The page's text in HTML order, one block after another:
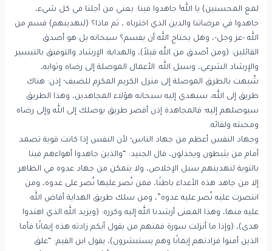
لمع المحسنين) يا الله! جاهدوا فينا: يعني من أجلنا في كل شيء،
جاهدوا في مرضاتنا والدين الذي اخترناه ، ثم ماذا؟ (لنهدينهم) قسم من
الله -عز وجل-، وهل يحتاج الله أن يقسم؟ سبحانه بل هو أصدق
القائلين: (ومن أصدق من الله قيلاً)، والهداية: الإرشاد والتوفيق بالتيسير
والإرشاد الشرعي، وسبل الله: الأعمال الموصلة إلى رضاه وثوابه،
شُبهت بالطرق الموصلة إلى منزل الكريم المكرِم للضيف؛ إذن: هناك
طريق إلى الله، سيهدي إليه سبحانه هؤلاء المجاهدين، وهذا الطريق
سيوصلهم إليه؛ فالمجاهدة إذن أقصر طريق يوصلك إلى الله وإلى رضاه
ومحبته ولقائه.
وجهاد النفس أعظم من جهاد الناس؛ لأن النفس إذا كانت قوية تصمد
أمام من يثبطون ويخذلون، قال الجنيد: “والذين جاهدوا أهواءهم فينا
بالتوبة لنهدينهم سبل الإخلاص، ولا يتمكن من جهاد عدوه في الظاهر
إلا من جاهد هذه الأعداء باطنًا، فمن نُصر عليها نُصر على عدوه، ومن
انتصرت عليه نُصر عليه عدوه”، ومن سلك طريق الهداية أفاض الله
عليه منها، وهذا المعنى أرشدنا الله إليه وكرره: (ويزيد الله الذي اهتدوا
هدى)، (وإذا ما أنزلت سورة فمنهم من يقول أيكم زادته هذه إيمانًا فأما
الذين أمنوا فزادتهم إيمانًا وهم يستبشرون)، يقول ابن القيم: “علق